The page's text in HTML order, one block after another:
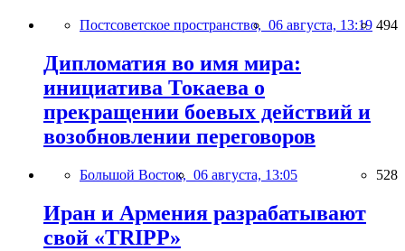
Постсоветское пространство, 06 августа, 13:19 494
Дипломатия во имя мира:
инициатива Токаева о
прекращении боевых действий и
возобновлении переговоров
Большой Восток, 06 августа, 13:05 528
Иран и Армения разрабатывают
свой «TRIPP»